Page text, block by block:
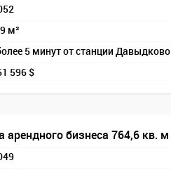
м²
5 минут от станции Давыдково
596 $
бизнеса 764,6 кв. м